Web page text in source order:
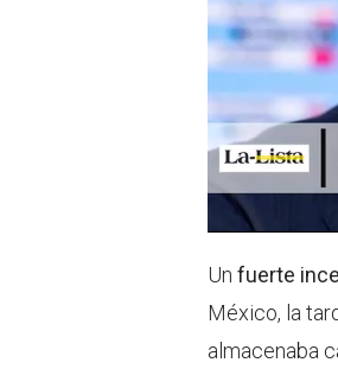
Un fuerte
México, la
almacenaba